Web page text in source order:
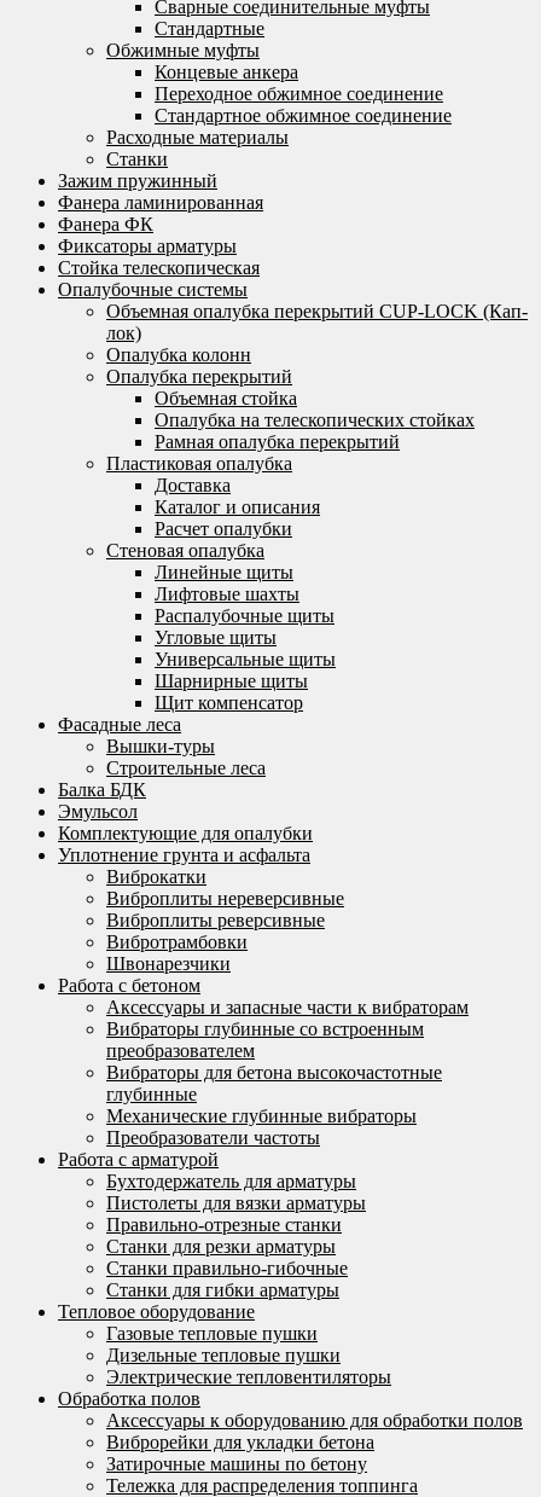
Сварные соединительные муфты
Стандартные
Обжимные муфты
Концевые анкера
Переходное обжимное соединение
Стандартное обжимное соединение
Расходные материалы
Станки
Зажим пружинный
Фанера ламинированная
Фанера ФК
Фиксаторы арматуры
Стойка телескопическая
Опалубочные системы
Объемная опалубка перекрытий CUP-LOCK (Кап-
лок)
Опалубка колонн
Опалубка перекрытий
Объемная стойка
Опалубка на телескопических стойках
Рамная опалубка перекрытий
Пластиковая опалубка
Доставка
Каталог и описания
Расчет опалубки
Стеновая опалубка
Линейные щиты
Лифтовые шахты
Распалубочные щиты
Угловые щиты
Универсальные щиты
Шарнирные щиты
Щит компенсатор
Фасадные леса
Вышки-туры
Строительные леса
Балка БДК
Эмульсол
Комплектующие для опалубки
Уплотнение грунта и асфальта
Виброкатки
Виброплиты нереверсивные
Виброплиты реверсивные
Вибротрамбовки
Швонарезчики
Работа с бетоном
Аксессуары и запасные части к вибраторам
Вибраторы глубинные со встроенным
преобразователем
Вибраторы для бетона высокочастотные
глубинные
Механические глубинные вибраторы
Преобразователи частоты
Работа с арматурой
Бухтодержатель для арматуры
Пистолеты для вязки арматуры
Правильно-отрезные станки
Станки для резки арматуры
Станки правильно-гибочные
Станки для гибки арматуры
Тепловое оборудование
Газовые тепловые пушки
Дизельные тепловые пушки
Электрические тепловентиляторы
Обработка полов
Аксессуары к оборудованию для обработки полов
Виброрейки для укладки бетона
Затирочные машины по бетону
Тележка для распределения топпинга